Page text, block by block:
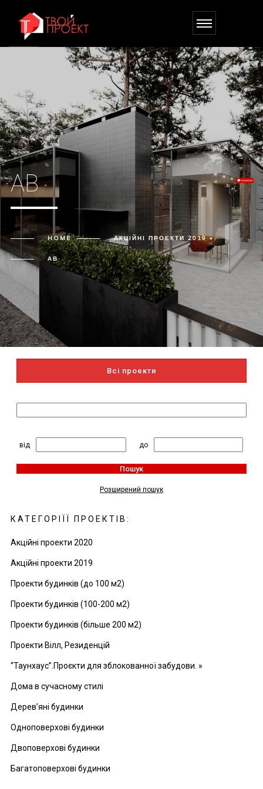
АВ
HOME АКЦІЙНІ ПРОЕКТИ 2019 »
АВ
Всі проекти
від
до
Пошук
Розширений пошук
КАТЕГОРІЇЇ ПРОЕКТІВ:
Акційні проекти 2020
Акційні проекти 2019
Проекти будинків (до 100 м2)
Проекти будинків (100-200 м2)
Проекти будинків (більше 200 м2)
Проекти Вілл, Резиденцій
“Таунхаус”.Проєкти для зблокованної забудови. »
Дома в сучасному стилі
Дерев’яні будинки
Одноповерхові будинки
Двоповерхові будинки
Багатоповерхові будинки